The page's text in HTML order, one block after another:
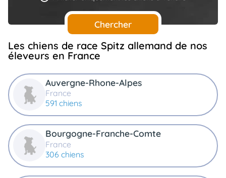
Services
Assurances
Connexion
Chercher
Les chiens de race Spitz allemand de nos
éleveurs en France
Auvergne-Rhone-Alpes
France
591 chiens
Bourgogne-Franche-Comte
France
306 chiens